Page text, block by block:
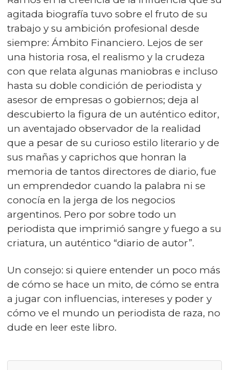
agitada biografía tuvo sobre el fruto de su
trabajo y su ambición profesional desde
siempre: Ámbito Financiero. Lejos de ser
una historia rosa, el realismo y la crudeza
con que relata algunas maniobras e incluso
hasta su doble condición de periodista y
asesor de empresas o gobiernos; deja al
descubierto la figura de un auténtico editor,
un aventajado observador de la realidad
que a pesar de su curioso estilo literario y de
sus mañas y caprichos que honran la
memoria de tantos directores de diario, fue
un emprendedor cuando la palabra ni se
conocía en la jerga de los negocios
argentinos. Pero por sobre todo un
periodista que imprimió sangre y fuego a su
criatura, un auténtico “diario de autor”.
Un consejo: si quiere entender un poco más
de cómo se hace un mito, de cómo se entra
a jugar con influencias, intereses y poder y
cómo ve el mundo un periodista de raza, no
dude en leer este libro.